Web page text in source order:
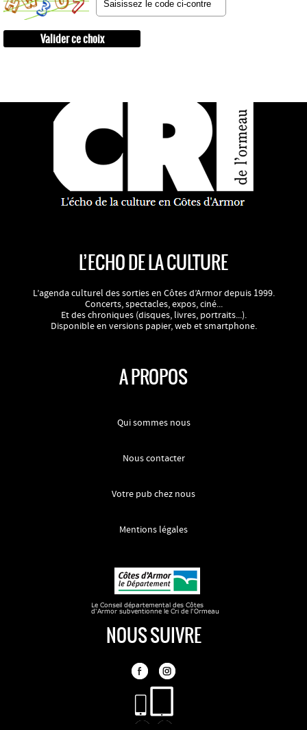
L’ECHO DE LA CULTURE
L’agenda culturel des sorties en Côtes d’Armor depuis 1999.
Concerts, spectacles, expos, ciné...
Et des chroniques (disques, livres, portraits...).
Disponible en versions papier, web et smartphone.
A PROPOS
Qui sommes nous
Nous contacter
Votre pub chez nous
Mentions légales
NOUS SUIVRE